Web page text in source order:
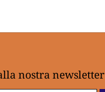
nostra newsletter